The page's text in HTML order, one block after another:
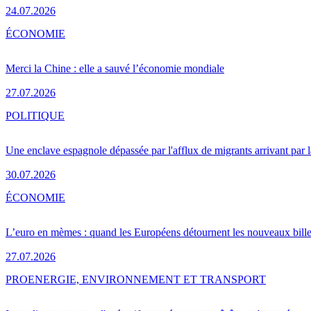
24.07.2026
Merci la Chine : elle a sauvé l’économie mondiale
27.07.2026
ÉCONOMIE
Une enclave espagnole dépassée par l'afflux de migrants arrivant par
30.07.2026
POLITIQUE
L’euro en mèmes : quand les Européens détournent les nouveaux
27.07.2026
ÉCONOMIE
PROENERGIE, ENVIRONNEMENT ET TRANSPORT